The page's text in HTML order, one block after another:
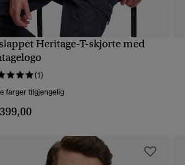
HURTIGVISNING
Heritage-T-skjorte med
(1)
farger tilgjengelig